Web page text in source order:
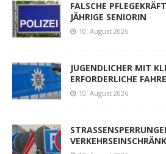
FALSCHE
JÄHRIGE SENIORIN
10. August 2026
JUGENDLICHER MIT
ERFORDERLICHE
10. August 2026